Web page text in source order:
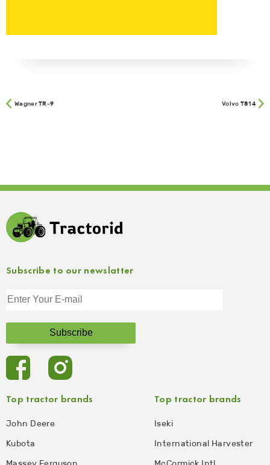
Wagner TR-9 Volvo T814
Top tractor brands
John Deere
Kubota
Top tractor brands
Iseki
International Harvester
Subscribe to our newslatter